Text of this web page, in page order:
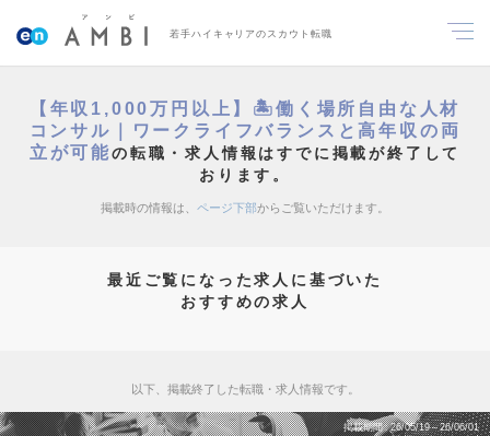
若手ハイキャリアのスカウト転職
【年収1,000万円以上】🏝️働く場所自由な人材
コンサル｜ワークライフバランスと高年収の両
立が可能の転職・求人情報はすでに掲載が終了して
おります。
掲載時の情報は、 ページ下部からご覧いただけます。
最近ご覧になった求人に基づいた
おすすめの求人
以下、掲載終了した転職・求人情報です。
掲載期間 26/05/19～26/06/01